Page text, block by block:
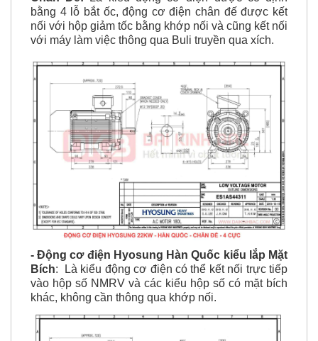
bằng 4 lỗ bắt ốc, động cơ điện chân đế được kết
nối với hộp giảm tốc bằng khớp nối và cũng kết nối
với máy làm việc thông qua Buli truyền qua xích.
- Động cơ điện Hyosung Hàn Quốc kiểu lắp Mặt
Bích: Là kiểu động cơ điện có thể kết nối trực tiếp
vào hộp số NMRV và các kiểu hộp số có mặt bích
khác, không cần thông qua khớp nối.